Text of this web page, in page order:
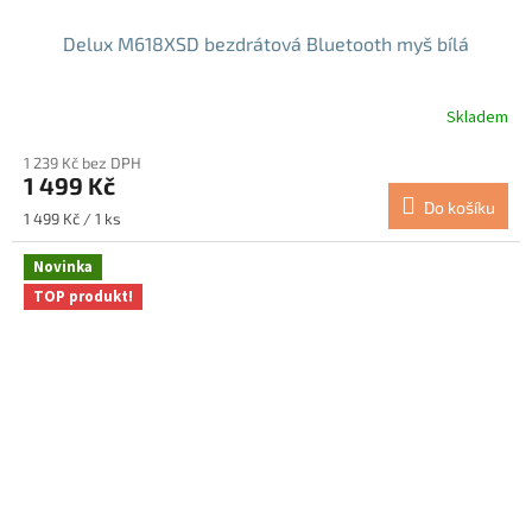
Delux M618XSD bezdrátová Bluetooth myš bílá
produktu
je
4,7
5
hvězdiček.
Skladem
1 239 Kč bez DPH
1 499 Kč
Měrná
cena:
1 499 Kč / 1 ks
Do košíku
Novinka
TOP produkt!